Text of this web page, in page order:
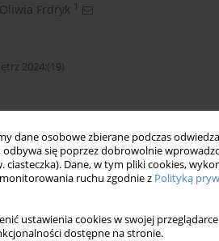
dane osobowe zbierane podczas
odbywa się poprzez dobrowolnie
ciasteczka). Dane, w tym pliki cookies,
ruchu zgodnie z Polityką
ustawienia cookies w swojej
dostępne na stronie.
Oliwia Frdryk 1
2024;(19)
inkluzywne badanie potrzeb